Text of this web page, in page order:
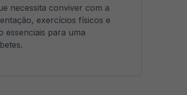
necessita conviver com a
exercícios físicos e
essenciais para uma